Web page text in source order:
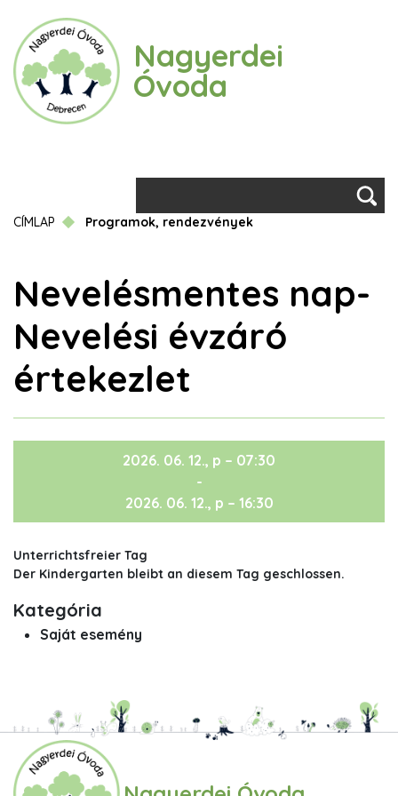
tartalomra
Nagyerdei
Óvoda
Morzsa
CÍMLAP Programok, rendezvények
Nevelésmentes nap-
Nevelési évzáró
értekezlet
2026. 06. 12., p – 07:30
-
2026. 06. 12., p – 16:30
Unterrichtsfreier Tag
Der Kindergarten bleibt an diesem Tag geschlossen.
Kategória
Saját esemény